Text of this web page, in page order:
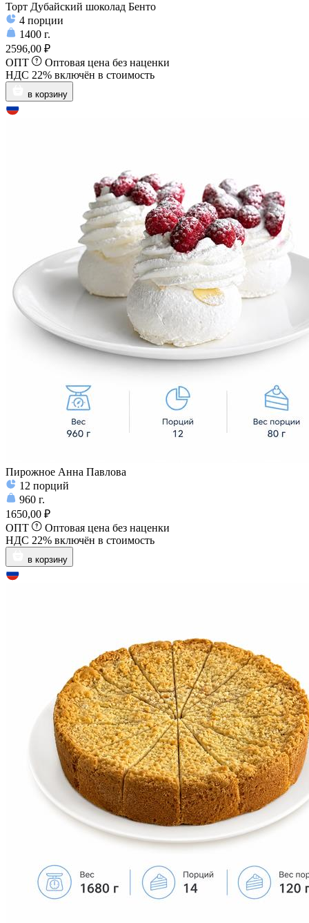
Торт Дубайский шоколад Бенто
4 порции
1400 г.
2596,00 ₽
ОПТ
Оптовая цена без наценки
НДС 22% включён в стоимость
в корзину
Пирожное Анна Павлова
12 порций
960 г.
1650,00 ₽
ОПТ
Оптовая цена без наценки
НДС 22% включён в стоимость
в корзину